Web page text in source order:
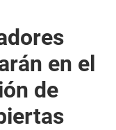
en el
de